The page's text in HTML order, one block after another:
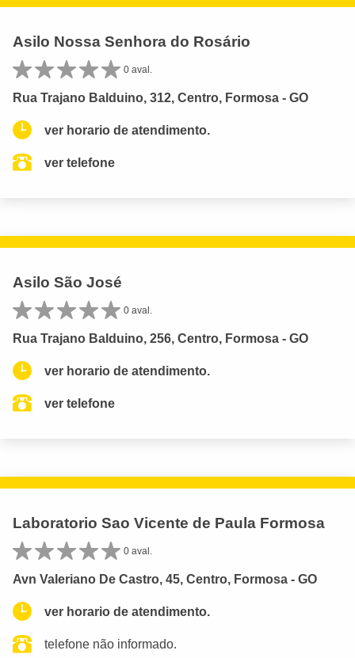
Asilo Nossa Senhora do Rosário
0 aval.
Rua Trajano Balduino, 312, Centro, Formosa - GO
ver horario de atendimento.
ver telefone
Asilo São José
0 aval.
Rua Trajano Balduino, 256, Centro, Formosa - GO
ver horario de atendimento.
ver telefone
Laboratorio Sao Vicente de Paula Formosa
0 aval.
Avn Valeriano De Castro, 45, Centro, Formosa - GO
ver horario de atendimento.
telefone não informado.